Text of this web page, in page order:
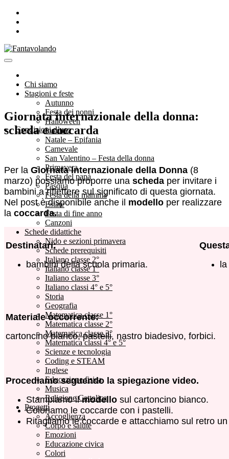
Chi siamo
Stagioni e feste
Autunno
Festa dei nonni
Halloween
Inverno
Natale – Epifania
Carnevale
San Valentino – Festa della donna
Primavera
Festa del papà
Pasqua
Festa della mamma
Estate
Festa di fine anno
Canzoni
Schede didattiche
Nido e sezioni primavera
Schede prerequisiti
Italiano classe 2°
Italiano classe 1°
Italiano classe 3°
Italiano classi 4° e 5°
Storia
Geografia
Matematica classe 1°
Matematica classe 2°
Matematica classe 3°
Matematica classi 4° e 5°
Scienze e tecnologia
Coding e STEAM
Inglese
Educazione fisica
Musica
Religione Cattolica
Progetti
Accoglienza
Corpo e salute
Emozioni
Educazione civica
Colori
Condizioni d’uso
Giornata internazionale della donna:
scheda e coccarda
Per la GiornataInternazionale della Donna (8
marzo) possiamo proporre una scheda per invitare i
bambini a riflettere sul significato di questa giornata.
Nel post è disponibile anche il modello per realizzare
la coccarda.
Destinatari:
bambini della scuola primaria.
Materiale occorrente:
cartoncino bianco, pastelli, nastro biadesivo, forbici.
Procediamoseguendo la spiegazione video.
Stampiamo ilmodello sul cartoncino bianco.
Coloriamo le coccarde con i pastelli.
Ritagliamo le coccarde e attacchiamo sul retro